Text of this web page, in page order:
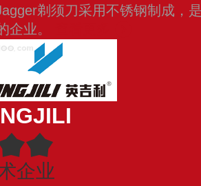
剃须刀采用不锈钢制成，
企业。
企业